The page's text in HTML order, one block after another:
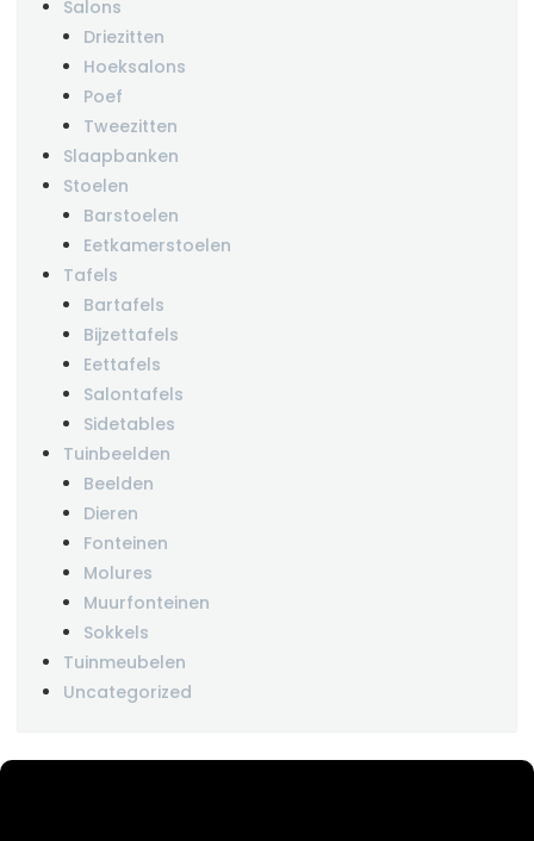
Salons
Driezitten
Hoeksalons
Poef
Tweezitten
Slaapbanken
Stoelen
Barstoelen
Eetkamerstoelen
Tafels
Bartafels
Bijzettafels
Eettafels
Salontafels
Sidetables
Tuinbeelden
Beelden
Dieren
Fonteinen
Molures
Muurfonteinen
Sokkels
Tuinmeubelen
Uncategorized